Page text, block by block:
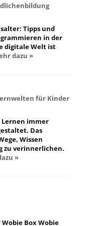
Tipps und
in der
digitale Welt ist
dazu »
für Kinder
immer
Das
Wissen
zu verinnerlichen.
»
Box Wobie